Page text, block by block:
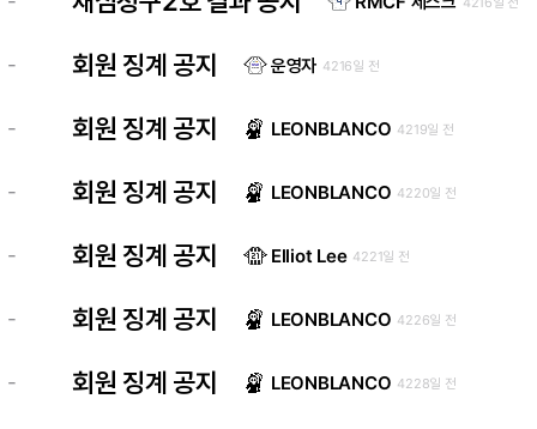
- 회원 징계 공지 운영자 4216일 전
- 회원 징계 공지 LEONBLANCO 4219일 전
- 회원 징계 공지 LEONBLANCO 4220일 전
- 회원 징계 공지 Elliot Lee 4221일 전
- 회원 징계 공지 LEONBLANCO 4226일 전
- 회원 징계 공지 LEONBLANCO 4228일 전